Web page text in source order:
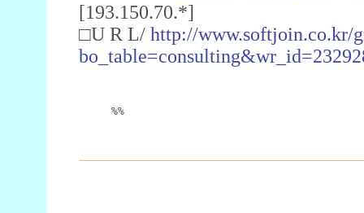
[193.150.70.*]
□U R L/ http://www.softjoin.co.kr/
%%